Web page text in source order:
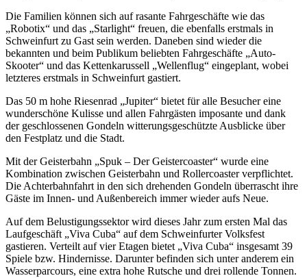
Die Familien können sich auf rasante Fahrgeschäfte wie das
„Robotix“ und das „Starlight“ freuen, die ebenfalls erstmals in
Schweinfurt zu Gast sein werden. Daneben sind wieder die
bekannten und beim Publikum beliebten Fahrgeschäfte „Auto-
Skooter“ und das Kettenkarussell „Wellenflug“ eingeplant, wobei
letzteres erstmals in Schweinfurt gastiert.
Das 50 m hohe Riesenrad „Jupiter“ bietet für alle Besucher eine
wunderschöne Kulisse und allen Fahrgästen imposante und dank
der geschlossenen Gondeln witterungsgeschützte Ausblicke über
den Festplatz und die Stadt.
Mit der Geisterbahn „Spuk – Der Geistercoaster“ wurde eine
Kombination zwischen Geisterbahn und Rollercoaster verpflichtet.
Die Achterbahnfahrt in den sich drehenden Gondeln überrascht ihre
Gäste im Innen- und Außenbereich immer wieder aufs Neue.
Auf dem Belustigungssektor wird dieses Jahr zum ersten Mal das
Laufgeschäft „Viva Cuba“ auf dem Schweinfurter Volksfest
gastieren. Verteilt auf vier Etagen bietet „Viva Cuba“ insgesamt 39
Spiele bzw. Hindernisse. Darunter befinden sich unter anderem ein
Wasserparcours, eine extra hohe Rutsche und drei rollende Tonnen.